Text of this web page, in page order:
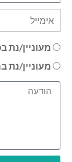
מעוניין/נת
מעוניין/נת